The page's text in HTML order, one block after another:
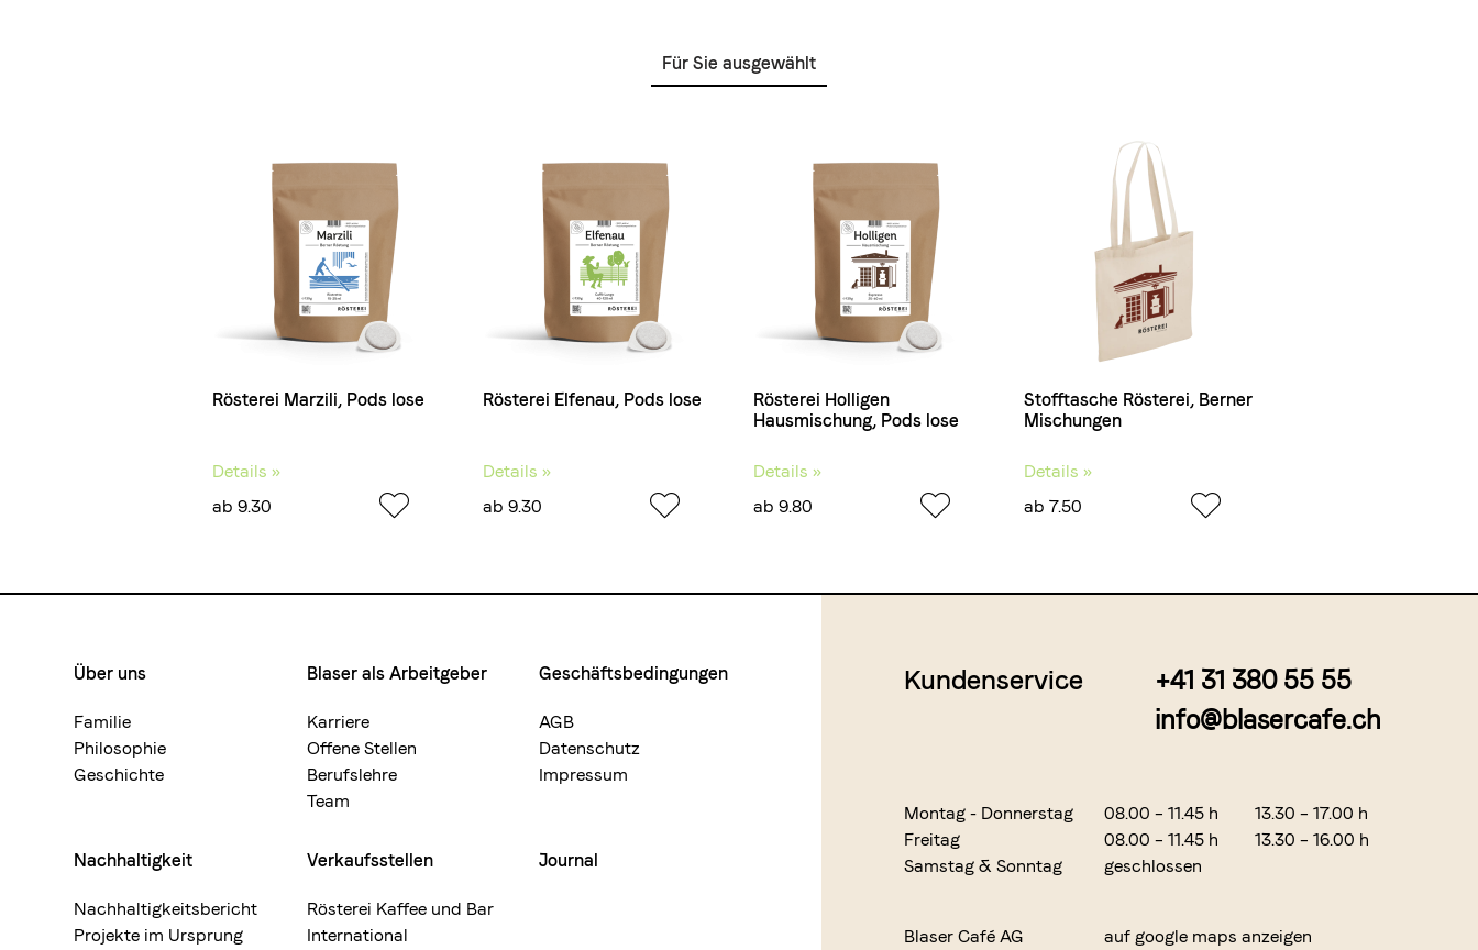
Für Sie ausgewählt
Rösterei Marzili, Pods lose
Details »
ab 9.30
Rösterei Elfenau, Pods lose
Details »
ab 9.30
Rösterei Holligen
Hausmischung, Pods lose
Details »
ab 9.80
Stofftasche Rösterei, Berner
Mischungen
Details »
ab 7.50
Footermenue-
neu
Über uns
Familie
Philosophie
Geschichte
Blaser als Arbeitgeber
Karriere
Offene Stellen
Berufslehre
Team
Geschäftsbedingungen
AGB
Datenschutz
Impressum
Nachhaltigkeit
Nachhaltigkeitsbericht
Projekte im Ursprung
Verkaufsstellen
Rösterei Kaffee und Bar
International
Journal
Kundenservice
+41 31 380 55 55
info@blasercafe.ch
Montag - Donnerstag 08.00 – 11.45 h
13.30 – 17.00 h
Freitag
08.00 – 11.45 h
13.30 – 16.00 h
Samstag & Sonntag
geschlossen
Blaser Café AG
auf google maps anzeigen